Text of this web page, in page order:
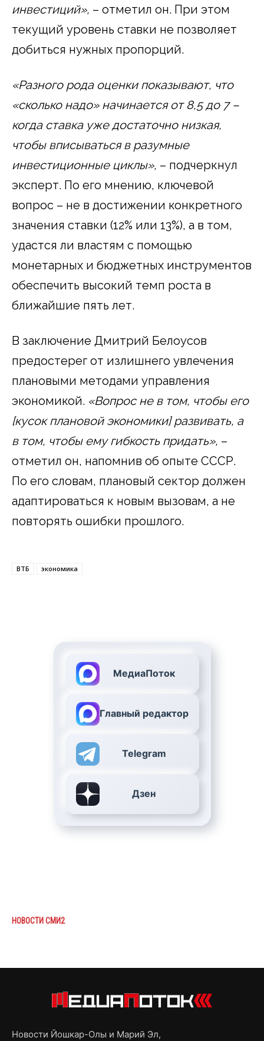
инвестиций», – отметил он. При этом
текущий уровень ставки не позволяет
добиться нужных пропорций.
«Разного рода оценки показывают, что
«сколько надо» начинается от 8,5 до 7 –
когда ставка уже достаточно низкая,
чтобы вписываться в разумные
инвестиционные циклы», – подчеркнул
эксперт. По его мнению, ключевой
вопрос – не в достижении конкретного
значения ставки (12% или 13%), а в том,
удастся ли властям с помощью
монетарных и бюджетных инструментов
обеспечить высокий темп роста в
ближайшие пять лет.
В заключение Дмитрий Белоусов
предостерег от излишнего увлечения
плановыми методами управления
экономикой. «Вопрос не в том, чтобы его
[кусок плановой экономики] развивать, а
в том, чтобы ему гибкость придать», –
отметил он, напомнив об опыте СССР.
По его словам, плановый сектор должен
адаптироваться к новым вызовам, а не
повторять ошибки прошлого.
ВТБ экономика
МедиаПоток
Главный редактор
Telegram
Дзен
НОВОСТИ СМИ2
Новости Йошкар-Олы и Марий Эл,